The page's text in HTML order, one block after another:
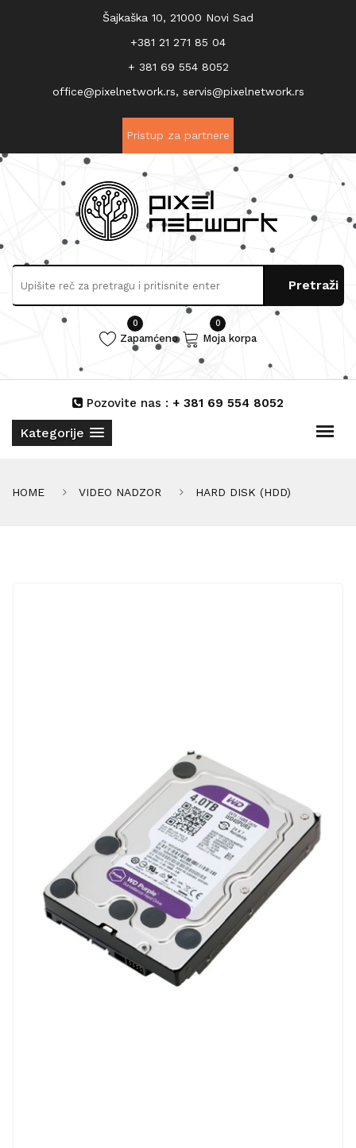
Šajkaška 10, 21000 Novi Sad
+381 21 271 85 04
+ 381 69 554 8052
office@pixelnetwork.rs, servis@pixelnetwork.rs
Pristup za partnere
0
Zapamćeno
0
Moja korpa
Kategorije
Pozovite nas : + 381 69 554 8052
HOME VIDEO NADZOR HARD DISK (HDD)